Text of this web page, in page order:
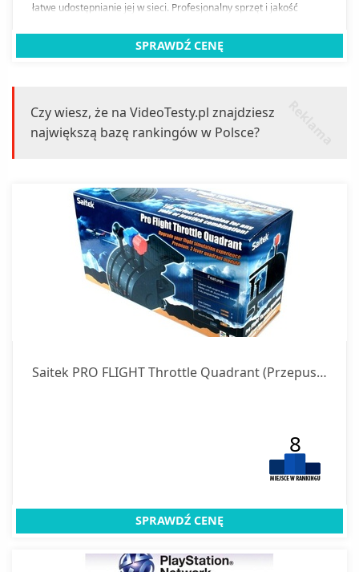
łatwe udostępnianie jej w sieci. Profesjonalny sprzęt i jakość
SPRAWDŹ CENĘ
Czy wiesz, że na VideoTesty.pl znajdziesz
największą bazę rankingów w Polsce?
Saitek PRO FLIGHT Throttle Quadrant (Przepustnica)
8
SPRAWDŹ CENĘ